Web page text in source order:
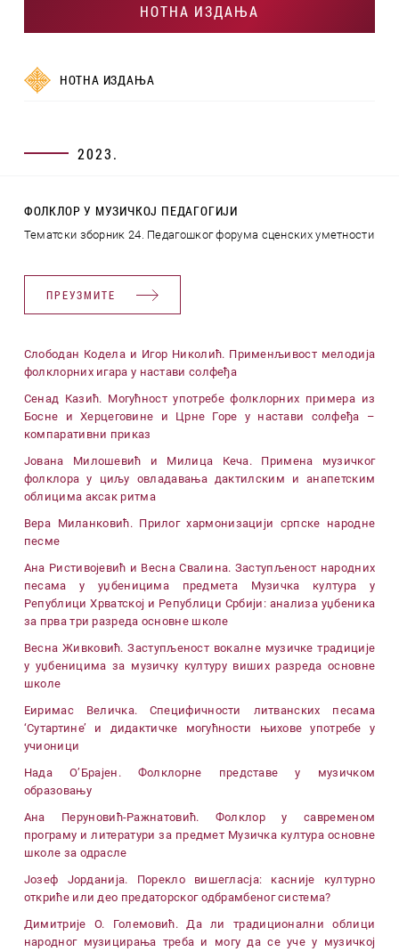
НОТНА ИЗДАЊА
НОТНА ИЗДАЊА
2023.
ФОЛКЛОР У МУЗИЧКОЈ ПЕДАГОГИЈИ
Тематски зборник 24. Педагошког форумa сценских уметности
ПРЕУЗМИТЕ
Слободан Кодела и Игор Николић. Применљивост мелодија
фолклорних игара у настави солфеђа
Сенад Казић. Могућност употребе фолклорних примера из
Босне и Херцеговине и Црне Горе у настави солфеђа –
компаративни приказ
Јована Милошевић и Милица Кеча. Примена музичког
фолклора у циљу овладавања дактилским и анапетским
облицима аксак ритма
Вера Миланковић. Прилог хармонизацији српске народне
песме
Ана Ристивојевић и Весна Свалина. Заступљеност народних
песама у уџбеницима предмета Музичка култура у
Републици Хрватској и Републици Србији: анализа уџбеника
за прва три разреда основне школе
Весна Живковић. Заступљеност вокалне музичке традиције
у уџбеницима за музичку културу виших разреда основне
школе
Еиримас Величка. Специфичности литванских песама
‘Сутартине’ и дидактичке могућности њихове употребе у
учионици
Нада О’Брајен. Фолклорне представе у музичком
образовању
Aна Перуновић-Ражнатовић. Фолклор у савременом
програму и литератури за предмет Музичка култура основне
школе за одрасле
Јозеф Јорданија. Порекло вишегласја: касније културно
откриће или део предаторског одбрамбеног система?
Димитрије О. Големовић. Да ли традиционални облици
народног музицирања треба и могу да се уче у музичкој